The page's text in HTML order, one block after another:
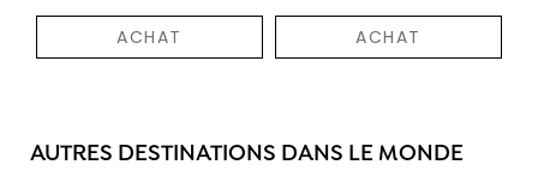
ACHAT ACHAT
AUTRES DESTINATIONS DANS LE MONDE